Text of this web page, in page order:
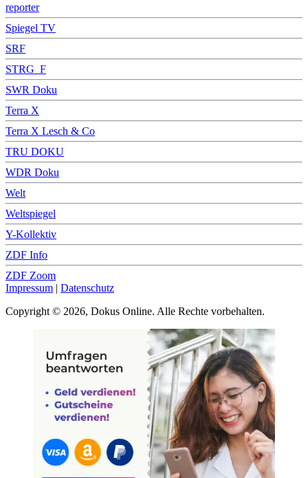
reporter
Spiegel TV
SRF
STRG_F
SWR Doku
Terra X
Terra X Lesch & Co
TRU DOKU
WDR Doku
Welt
Weltspiegel
Y-Kollektiv
ZDF Info
ZDF Zoom
Impressum | Datenschutz
Copyright © 2026, Dokus Online. Alle Rechte vorbehalten.